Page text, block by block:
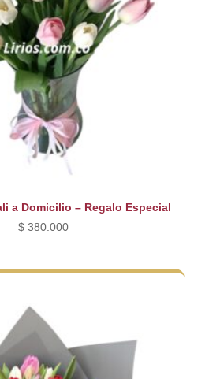
a Domicilio – Regalo Especial
$380.000